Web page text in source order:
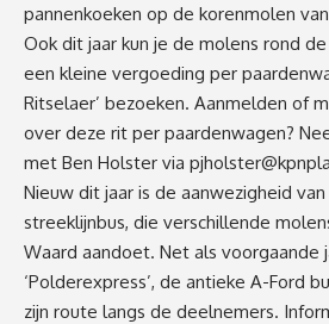
pannenkoeken op de korenmolen
Ook dit jaar kun je de molens rond
een kleine vergoeding per
Ritselaer’ bezoeken. Aanmelden of
over deze rit per paardenwagen?
met Ben Holster via
Nieuw dit jaar is de aanwezigheid
streeklijnbus, die verschillende
Waard aandoet. Net als voorgaande
‘Polderexpress’, de antieke A-Ford
zijn route langs de deelnemers.